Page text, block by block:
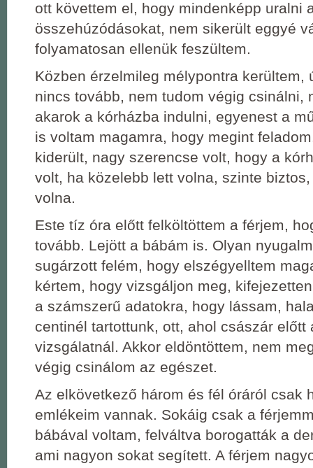
ott követtem el, hogy mindenképp uralni
összehúzódásokat, nem sikerült eggyé
folyamatosan ellenük feszültem.
Közben érzelmileg mélypontra kerültem,
nincs tovább, nem tudom végig csinálni,
akarok a kórházba indulni, egyenest a
is voltam magamra, hogy megint
kiderült, nagy szerencse volt, hogy a
volt, ha közelebb lett volna, szinte
volna.
Este tíz óra előtt felköltöttem a férjem,
tovább. Lejött a bábám is. Olyan
sugárzott felém, hogy elszégyelltem
kértem, hogy vizsgáljon meg,
a számszerű adatokra, hogy lássam,
centinél tartottunk, ott, ahol császár előtt
vizsgálatnál. Akkor eldöntöttem, nem
végig csinálom az egészet.
Az elkövetkező három és fél óráról csak
emlékeim vannak. Sokáig csak a
bábával voltam, felváltva borogatták a
ami nagyon sokat segített. A férjem